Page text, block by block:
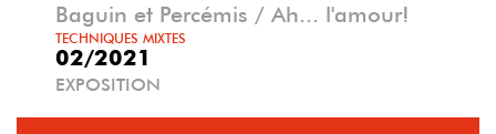
Baguin et Percémis / Ah... l'amour!
TECHNIQUES MIXTES
02/2021
EXPOSITION